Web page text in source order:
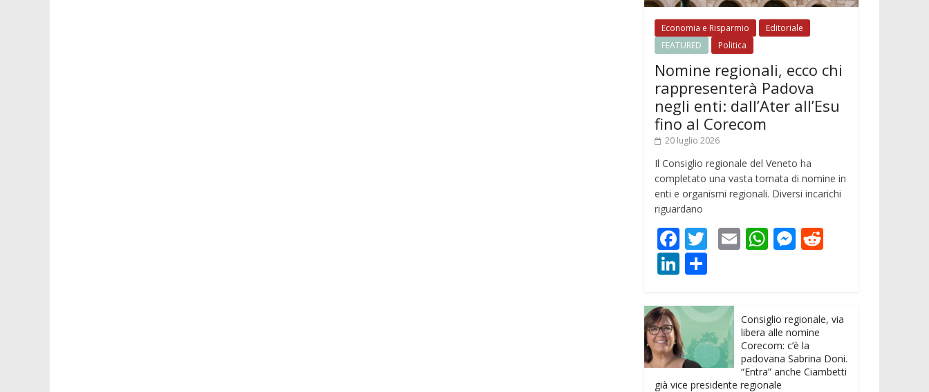
Economia e Risparmio
Editoriale
FEATURED
Politica
Nomine regionali, ecco chi
rappresenterà Padova
negli enti: dall’Ater all’Esu
fino al Corecom
20 luglio 2026
Il Consiglio regionale del Veneto ha
completato una vasta tornata di nomine in
enti e organismi regionali. Diversi incarichi
riguardano
F
ac
e
b
o
o
k
T
er
E W
A
p
p
M
n
g
er
t
Li
k
e
dI
n
n
di
vi
di
Consiglio regionale, via
libera alle nomine
Corecom: c’è la
padovana Sabrina Doni.
“Entra” anche Ciambetti
già vice presidente regionale